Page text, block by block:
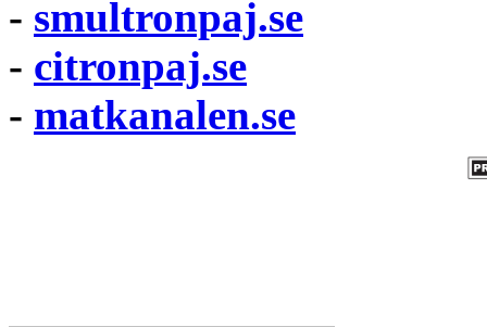
- smultronpaj.se
- citronpaj.se
- matkanalen.se